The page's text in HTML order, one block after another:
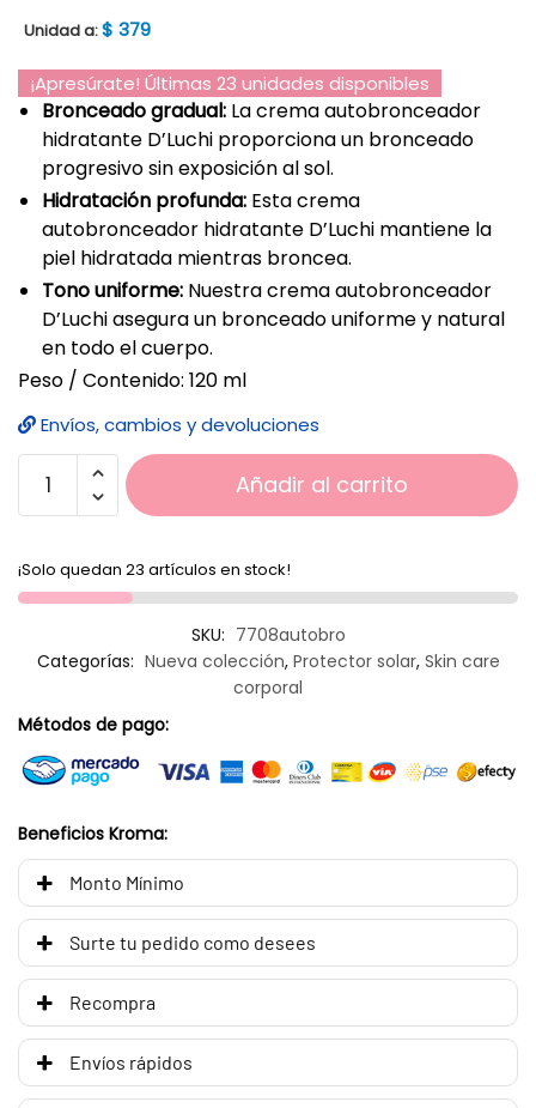
Unidad a:$ 379
¡Apresúrate! Últimas 23 unidades disponibles
Bronceado gradual: La crema autobronceador
hidratante D’Luchi proporciona un bronceado
progresivo sin exposición al sol.
Hidratación profunda: Esta crema
autobronceador hidratante D’Luchi mantiene la
piel hidratada mientras broncea.
Tono uniforme: Nuestra crema autobronceador
D’Luchi asegura un bronceado uniforme y natural
en todo el cuerpo.
Peso / Contenido: 120 ml
Envíos, cambios y devoluciones
Añadir al carrito
¡Solo quedan 23 artículos en stock!
SKU: 7708autobro
Categorías: Nueva colección, Protector solar, Skin care
corporal
Métodos de pago:
Beneficios Kroma:
Monto Mínimo
Surte tu pedido como desees
Recompra
Envíos rápidos